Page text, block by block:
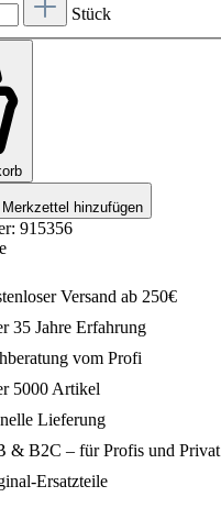
Stück
hinzufügen
915356
Versand ab 250€
35 Jahre Erfahrung
vom Profi
5000 Artikel
Lieferung
& B2C – für Profis und Privat
Ersatzteile